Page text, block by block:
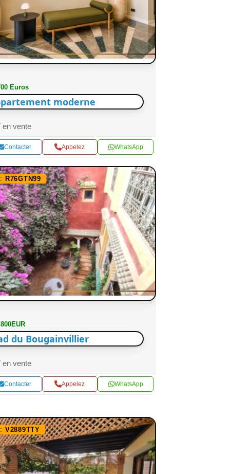
Euros
moderne
en vente
Contacter Appelez WhatsApp
R76GTN99
du Bougainvillier
en vente
Contacter Appelez WhatsApp
V2889TTY